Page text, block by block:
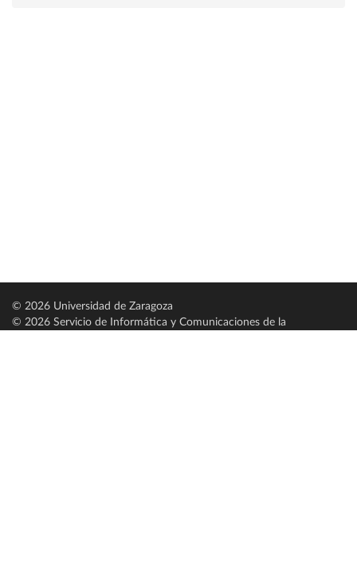
© 2026 Universidad de Zaragoza
© 2026 Servicio de Informática y Comunicaciones de la